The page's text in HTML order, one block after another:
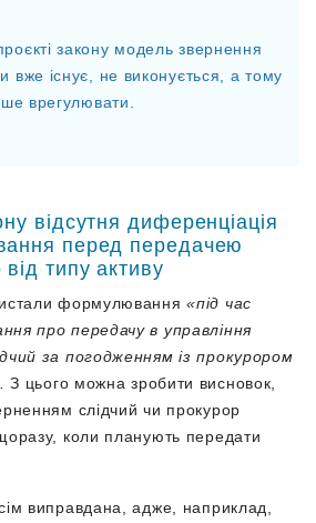
закону модель звернення
вже існує, не виконується, а тому
врегулювати.
відсутня диференціація
перед передачею
типу активу
формулювання«під час
про передачу в управління
за погодженням із прокурором
З цього можна зробити висновок,
слідчий чи прокурор
коли планують передати
виправдана, адже, наприклад,